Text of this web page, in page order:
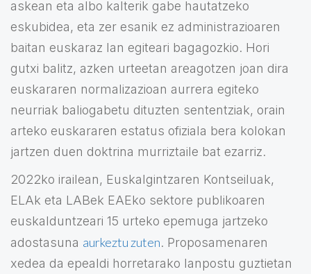
askean eta albo kalterik gabe hautatzeko
eskubidea, eta zer esanik ez administrazioaren
baitan euskaraz lan egiteari bagagozkio. Hori
gutxi balitz, azken urteetan areagotzen joan dira
euskararen normalizazioan aurrera egiteko
neurriak baliogabetu dituzten sententziak, orain
arteko euskararen estatus ofiziala bera kolokan
jartzen duen doktrina murriztaile bat ezarriz.
2022ko irailean, Euskalgintzaren Kontseiluak,
ELAk eta LABek EAEko sektore publikoaren
euskalduntzeari 15 urteko epemuga jartzeko
adostasuna aurkeztu zuten. Proposamenaren
xedea da epealdi horretarako lanpostu guztietan